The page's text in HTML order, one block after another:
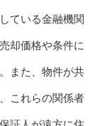
ている金融機関
却価格や条件に
また、物件が共
これらの関係者